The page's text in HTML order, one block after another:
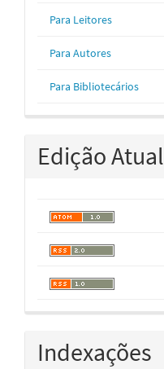
Para Leitores
Para Autores
Para Bibliotecários
Edição Atual
Indexações